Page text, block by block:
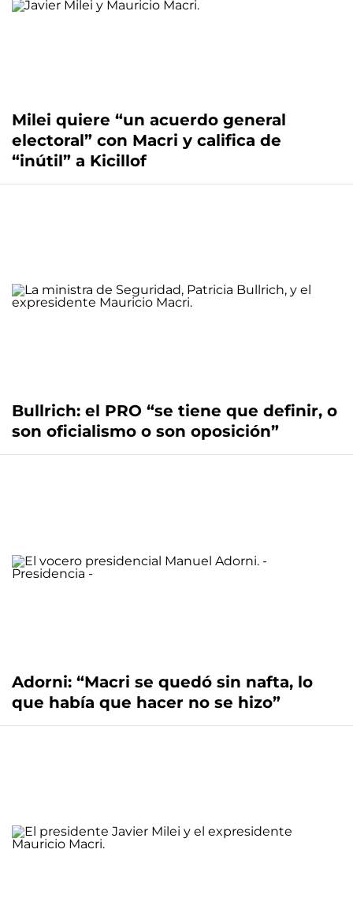
Milei quiere “un acuerdo general
electoral” con Macri y califica de
“inútil” a Kicillof
Bullrich: el PRO “se tiene que definir, o
son oficialismo o son oposición”
Adorni: “Macri se quedó sin nafta, lo
que había que hacer no se hizo”